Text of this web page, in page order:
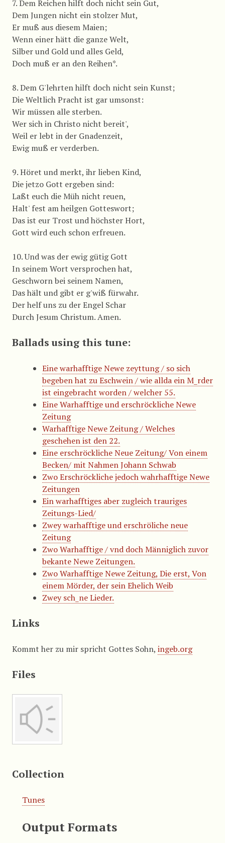
7. Dem Reichen hilft doch nicht sein Gut,
Dem Jungen nicht ein stolzer Mut,
Er muß aus diesem Maien;
Wenn einer hätt die ganze Welt,
Silber und Gold und alles Geld,
Doch muß er an den Reihen*.
8. Dem G'lehrten hilft doch nicht sein Kunst;
Die Weltlich Pracht ist gar umsonst:
Wir müssen alle sterben.
Wer sich in Christo nicht bereit',
Weil er lebt in der Gnadenzeit,
Ewig muß er verderben.
9. Höret und merkt, ihr lieben Kind,
Die jetzo Gott ergeben sind:
Laßt euch die Müh nicht reuen,
Halt' fest am heilgen Gotteswort;
Das ist eur Trost und höchster Hort,
Gott wird euch schon erfreuen.
10. Und was der ewig gütig Gott
In seinem Wort versprochen hat,
Geschworn bei seinem Namen,
Das hält und gibt er g'wiß fürwahr.
Der helf uns zu der Engel Schar
Durch Jesum Christum. Amen.
Ballads using this tune:
Eine warhafftige Newe zeyttung / so sich
begeben hat zu Eschwein / wie allda ein M_rder
ist eingebracht worden / welcher 55.
Eine Warhafftige und erschröckliche Newe
Zeitung
Warhafftige Newe Zeitung / Welches
geschehen ist den 22.
Eine erschröckliche Neue Zeitung/ Von einem
Becken/ mit Nahmen Johann Schwab
Zwo Erschröckliche jedoch wahrhafftige Newe
Zeitungen
Ein warhafftiges aber zugleich trauriges
Zeitungs-Lied/
Zwey warhafftige und erschröliche neue
Zeitung
Zwo Warhafftige / vnd doch Männiglich zuvor
bekante Newe Zeitungen.
Zwo Warhafftige Newe Zeitung, Die erst, Von
einem Mörder, der sein Ehelich Weib
Zwey sch_ne Lieder.
Links
Kommt her zu mir spricht Gottes Sohn, ingeb.org
Files
Collection
Tunes
Output Formats